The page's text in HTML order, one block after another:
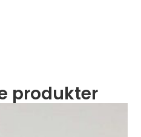
produkter